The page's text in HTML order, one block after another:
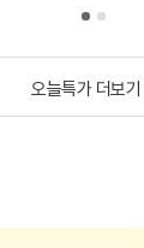
오늘특가 더보기